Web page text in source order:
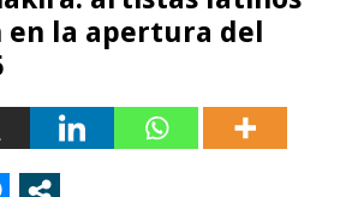
la apertura del